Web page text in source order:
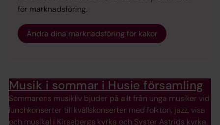
för marknadsföring.
Ändra dina marknadsföring för kakor
Musik i sommar i Husie församling
Sommarens musikliv bjuder på allt från unga musiker vid
lunchkonserter till kvällskonserter med folkton, jazz, visa
och musikal i Kirsebergs kyrka och Syster Astrids kyrka.